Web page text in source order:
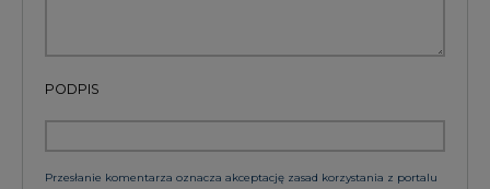
PODPIS
Przesłanie komentarza oznacza akceptację zasad korzystania z portalu